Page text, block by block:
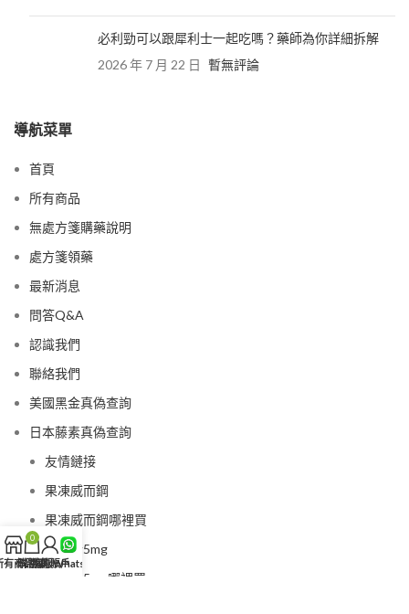
必利勁可以跟犀利士一起吃嗎？藥師為你詳細拆解
2026 年 7 月 22 日 暫無評論
導航菜單
首頁
所有商品
無處方箋購藥說明
處方箋領藥
最新消息
問答Q&A
認識我們
聯絡我們
美國黑金真偽查詢
日本藤素真偽查詢
友情鏈接
果凍威而鋼
果凍威而鋼哪裡買
犀利士5mg
犀利士5mg哪裡買
有商品
0
購物車我的賬戶
客服WhatsApp